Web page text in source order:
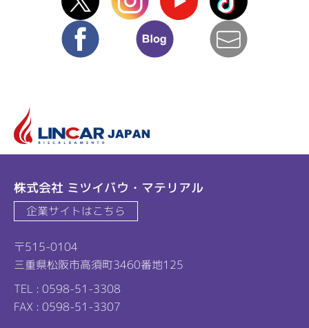
facebook
株式会社 ミツイバウ・マテリアル
企業サイトはこちら
〒515-0104
三重県松阪市高須町3460番地125
TEL : 0598-51-3308
FAX : 0598-51-3307